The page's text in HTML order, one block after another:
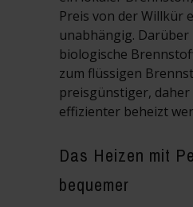
Preis von der Willkür
unabhängig.
biologische
zum flüssigen
preisgünstiger, daher
effizienter beheizt
Das Heizen mit
bequemer